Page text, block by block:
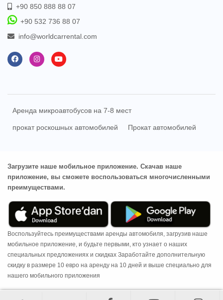
+90 850 888 88 07
+90 532 736 88 07
info@worldcarrental.com
Аренда микроавтобусов на 7-8 мест
прокат роскошных автомобилей Прокат автомобилей
Загрузите наше мобильное приложение. Скачав наше
приложение, вы сможете воспользоваться многочисленными
преимуществами.
Воспользуйтесь преимуществами аренды автомобиля, загрузив наше
мобильное приложение, и будьте первыми, кто узнает о наших
специальных предложениях и скидках Заработайте дополнительную
скидку в размере 10 евро на аренду на 10 дней и выше специально для
нашего мобильного приложения